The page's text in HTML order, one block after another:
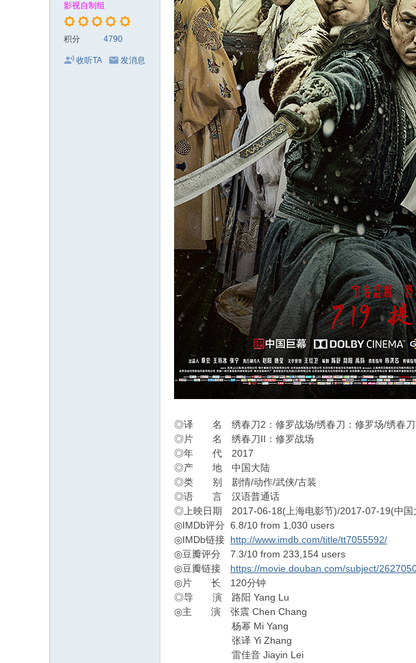
影视自制组
积分 4790
收听TA 发消息
◎译 名 绣春刀2：修罗战场/绣春刀：修罗场/绣春刀
◎片 名 绣春刀II：修罗战场
◎年 代 2017
◎产 地 中国大陆
◎类 别 剧情/动作/武侠/古装
◎语 言 汉语普通话
◎上映日期 2017-06-18(上海电影节)/2017-07-19(中国
◎IMDb评分 6.8/10 from 1,030 users
◎IMDb链接 http://www.imdb.com/title/tt7055592/
◎豆瓣评分 7.3/10 from 233,154 users
◎豆瓣链接 https://movie.douban.com/subject/
◎片 长 120分钟
◎导 演 路阳 Yang Lu
◎主 演 张震 Chen Chang
杨幂 Mi Yang
张译 Yi Zhang
雷佳音 Jiayin Lei